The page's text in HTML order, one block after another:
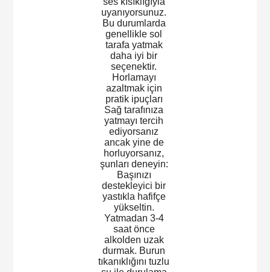
uyanıyorsunuz.
Bu durumlarda
genellikle sol
tarafa yatmak
daha iyi bir
seçenektir.
Horlamayı
azaltmak için
pratik ipuçları
Sağ tarafınıza
yatmayı tercih
ediyorsanız
ancak yine de
horluyorsanız,
şunları deneyin:
Başınızı
destekleyici bir
yastıkla hafifçe
yükseltin.
Yatmadan 3-4
saat önce
alkolden uzak
durmak. Burun
tıkanıklığını tuzlu